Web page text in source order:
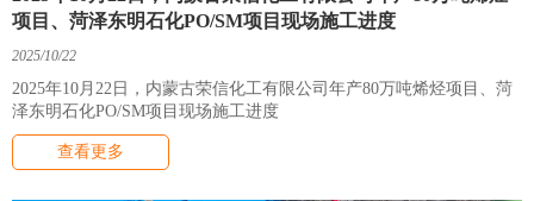
项目、菏泽东明石化PO/SM项目现场施工进度
2025/10/22
2025年10月22日，内蒙古荣信化工有限公司年产80万吨烯烃项目、菏
泽东明石化PO/SM项目现场施工进度
查看更多